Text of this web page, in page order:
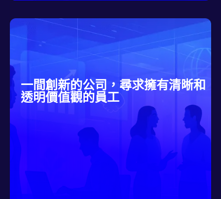
一間創新的公司，尋求擁有清晰和
透明價值觀的員工